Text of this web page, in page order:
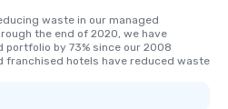
waste in our managed
the end of 2020, we have
by 73% since our 2008
franchised hotels have reduced waste